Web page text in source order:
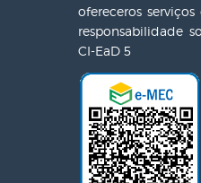
ofereceros
responsabilidade
CI-EaD 5